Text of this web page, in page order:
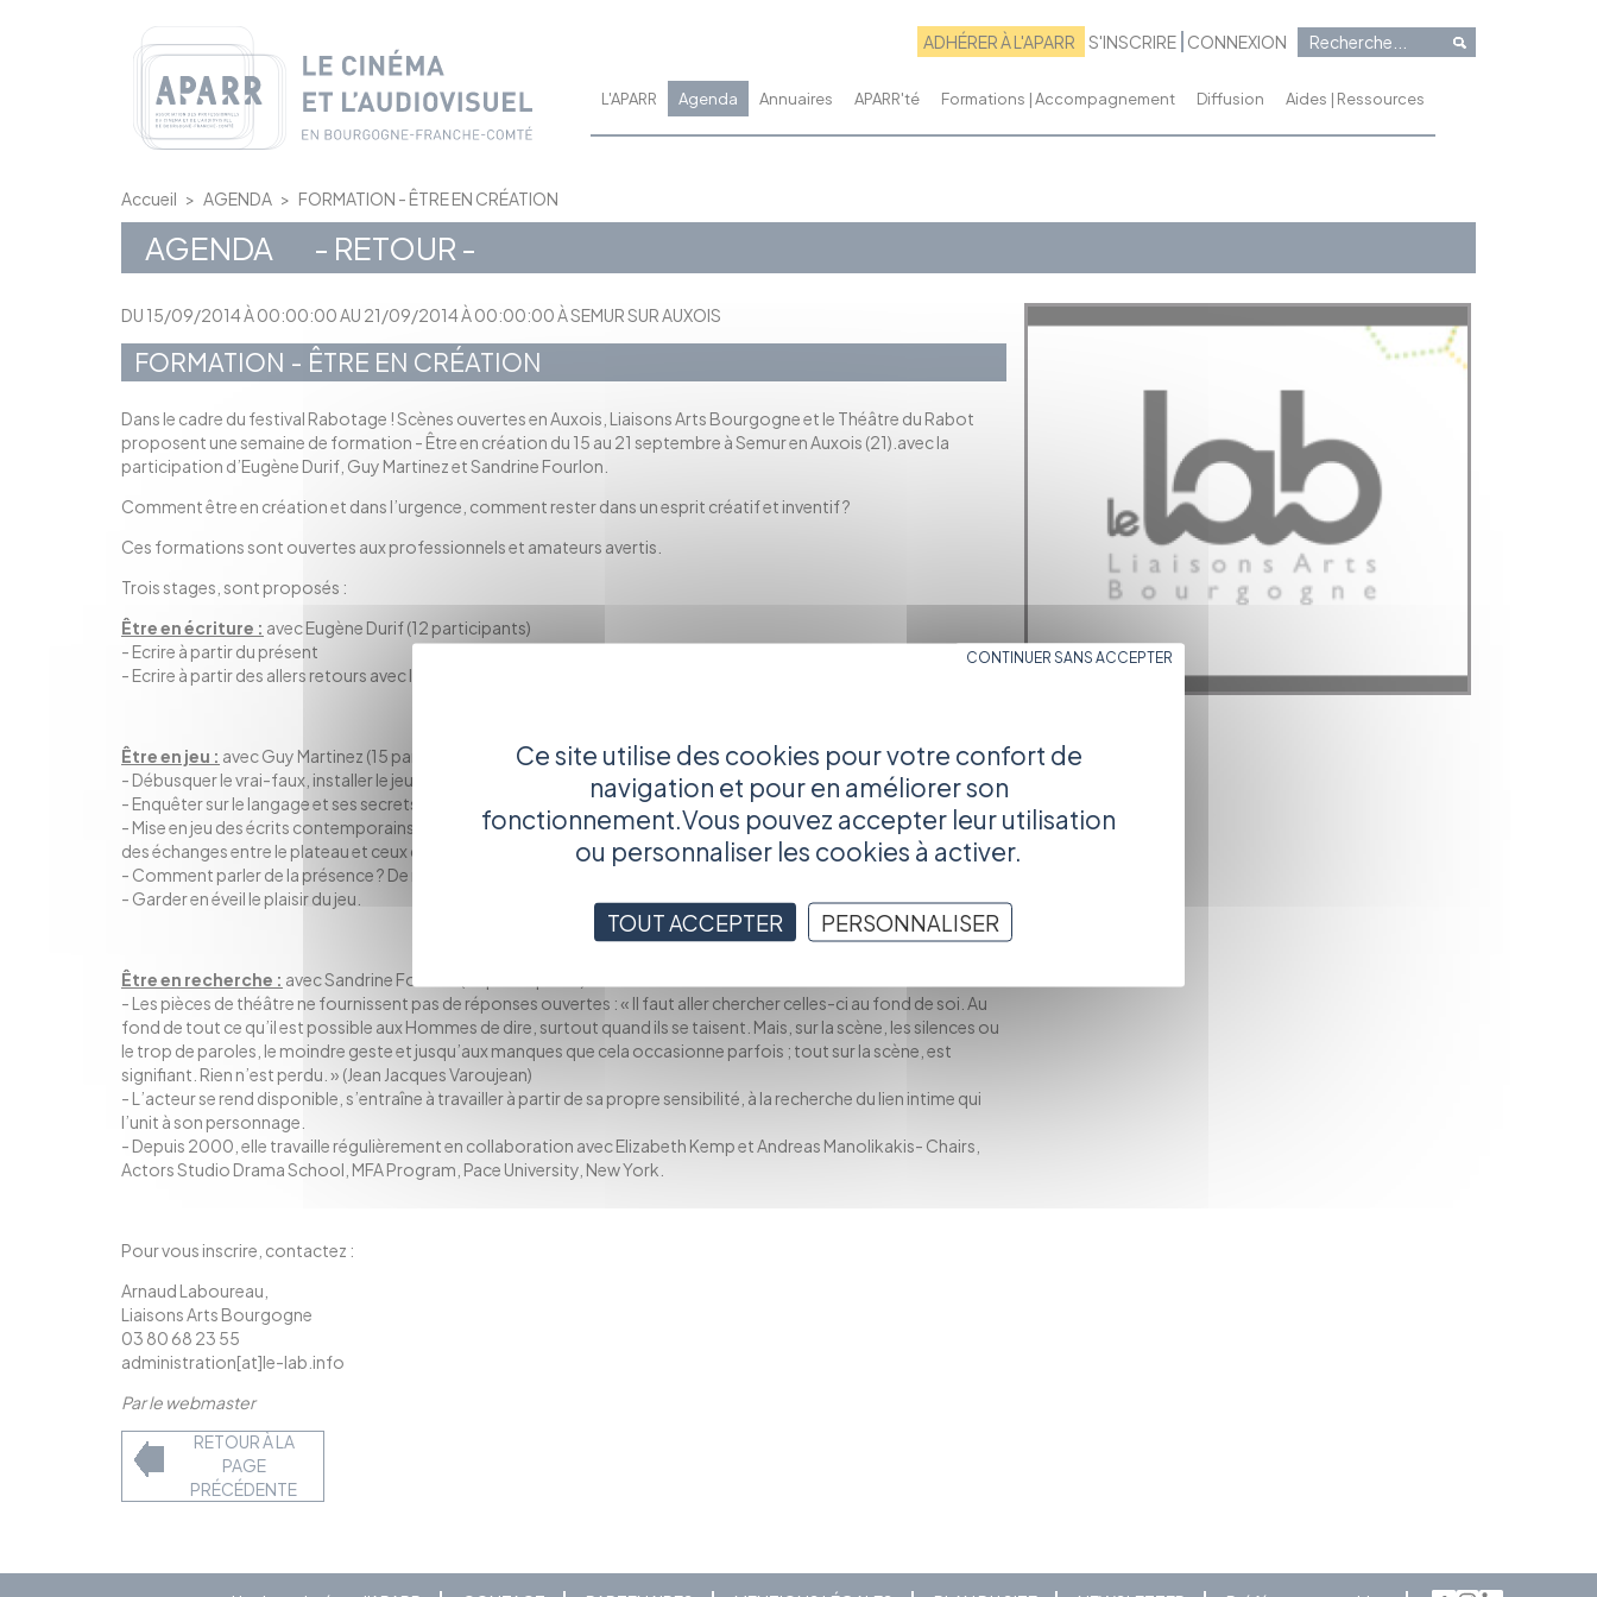
ADHÉRER À L'APARR S'INSCRIRE CONNEXION
L'APARR Agenda Annuaires APARR'té Formations | Accompagnement Diffusion Aides | Ressources
Accueil > AGENDA > FORMATION - ÊTRE EN CRÉATION
AGENDA - RETOUR -
DU 15/09/2014 À 00:00:00 AU 21/09/2014 À 00:00:00 À SEMUR SUR AUXOIS
FORMATION - ÊTRE EN CRÉATION
Dans le cadre du festival Rabotage ! Scènes ouvertes en Auxois, Liaisons Arts Bourgogne et le Théâtre du Rabot
proposent une semaine de formation - Être en création du 15 au 21 septembre à Semur en Auxois (21).avec la
participation d’Eugène Durif, Guy Martinez et Sandrine Fourlon.
Comment être en création et dans l’urgence, comment rester dans un esprit créatif et inventif ?
Ces formations sont ouvertes aux professionnels et amateurs avertis.
Trois stages, sont proposés :
Être en écriture : avec Eugène Durif (12 participants)
- Ecrire à partir du présent
- Ecrire à partir des allers retours avec les comédiens au plateau.
Être en jeu : avec Guy Martinez (15 participants)
- Débusquer le vrai-faux, installer le jeu des mots et des choses.
- Enquêter sur le langage et ses secrets, parler de pulsions, de l’opportunisme humain…
- Mise en jeu des écrits contemporains, de l’écriture en train de se faire par des allers retours, une communication et
des échanges entre le plateau et ceux qui écrivent accompagnés par Eugène Durif.
- Comment parler de la présence ? De notre incomplétude ? Du glissement humain ?
- Garder en éveil le plaisir du jeu.
Être en recherche : avec Sandrine Fourlon (10 participants)
- Les pièces de théâtre ne fournissent pas de réponses ouvertes : « Il faut aller chercher celles-ci au fond de soi. Au
fond de tout ce qu’il est possible aux Hommes de dire, surtout quand ils se taisent. Mais, sur la scène, les silences ou
le trop de paroles, le moindre geste et jusqu’aux manques que cela occasionne parfois ; tout sur la scène, est
signifiant. Rien n’est perdu. » (Jean Jacques Varoujean)
- L’acteur se rend disponible, s’entraîne à travailler à partir de sa propre sensibilité, à la recherche du lien intime qui
l’unit à son personnage.
- Depuis 2000, elle travaille régulièrement en collaboration avec Elizabeth Kemp et Andreas Manolikakis- Chairs,
Actors Studio Drama School, MFA Program, Pace University, New York.
Pour vous inscrire, contactez :
Arnaud Laboureau,
Liaisons Arts Bourgogne
03 80 68 23 55
administration[at]le-lab.info
Par le webmaster
RETOUR À LA
PAGE
PRÉCÉDENTE
Ce site utilise des cookies pour votre confort de
navigation et pour en améliorer son
fonctionnement.Vous pouvez accepter leur utilisation
ou personnaliser les cookies à activer.
TOUT ACCEPTER
CONTINUER SANS ACCEPTER
PERSONNALISER